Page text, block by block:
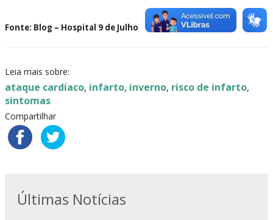
Fonte: Blog – Hospital 9 de Julho
Leia mais sobre:
ataque cardíaco, infarto, inverno, risco de infarto,
sintomas
Compartilhar
Últimas Notícias